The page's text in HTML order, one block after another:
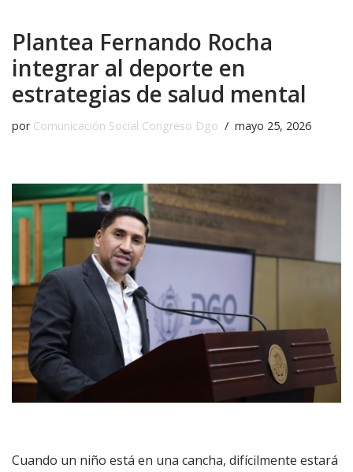
Plantea Fernando Rocha
integrar al deporte en
estrategias de salud mental
por Comunicación Social Congreso Dgo mayo 25, 2026
Cuando un niño está en una cancha, difícilmente estará